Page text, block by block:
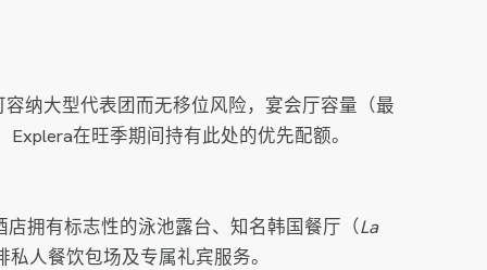
纳大型代表团而无移位风险，宴会厅容量（最
在旺季期间持有此处的优先配额。
拥有标志性的泳池露台、知名韩国餐厅（La
人餐饮包场及专属礼宾服务。